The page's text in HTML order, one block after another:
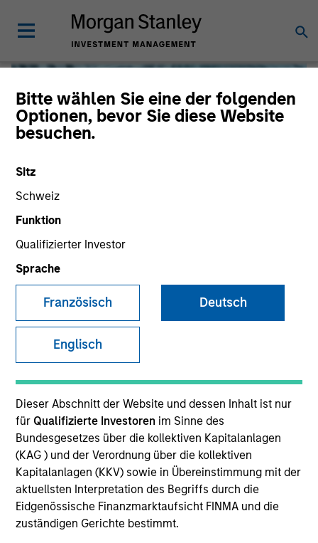
Bitte wählen Sie eine der folgenden
Optionen, bevor Sie diese Website
besuchen.
Sitz
Schweiz
Funktion
Qualifizierter Investor
Sprache
Französisch Deutsch
Englisch
Dieser Abschnitt der Website und dessen Inhalt ist nur
für Qualifizierte Investoren im Sinne des
Bundesgesetzes über die kollektiven Kapitalanlagen
(KAG ) und der Verordnung über die kollektiven
Kapitalanlagen (KKV) sowie in Übereinstimmung mit der
aktuellsten Interpretation des Begriffs durch die
Eidgenössische Finanzmarktaufsicht FINMA und die
zuständigen Gerichte bestimmt.
Global Liquidity
We offer investments across the world’s liquidity markets
to meet a range of investors’ needs for income, liquidity
and capital preservation.
MARKETING COMMUNICATION
Explore More
Überblick